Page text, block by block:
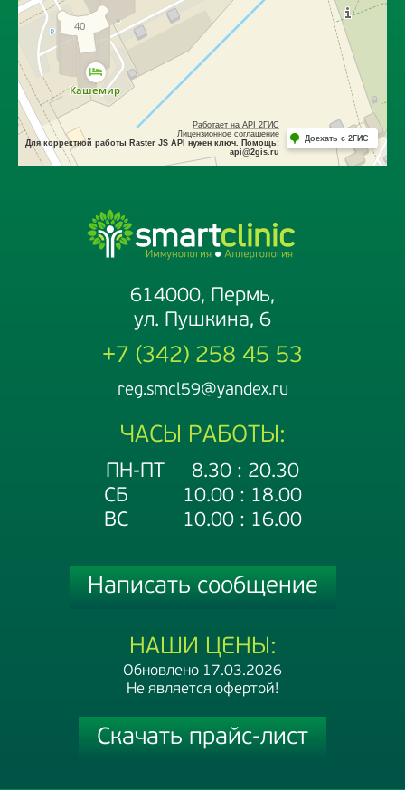
614000, Пермь,
ул. Пушкина, 6
+7 (342) 258 45 53
reg.smcl59@yandex.ru
ЧАСЫ РАБОТЫ:
ПН-ПТ 8.30 : 20.30
СБ 10.00 : 18.00
ВС 10.00 : 16.00
Написать сообщение
НАШИ ЦЕНЫ:
Обновлено 17.03.2026
Не является офертой!
Скачать прайс-лист